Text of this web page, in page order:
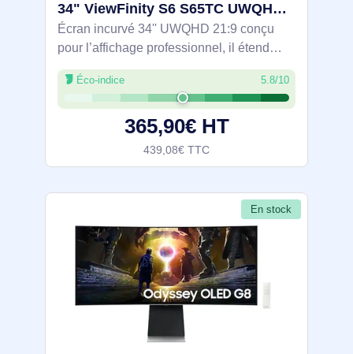
34" ViewFinity S6 S65TC UWQHD Monitor - LS34C650TAUXEN
Écran incurvé 34'' UWQHD 21:9 conçu
pour l’affichage professionnel, il étend
l’espace de travail et améliore le confort
visuel (1000R, VA). Image précise avec
HDR10 et sRGB 115%. Docking via 2x
Éco-indice 5.8/10
365,90€ HT
439,08€ TTC
En stock